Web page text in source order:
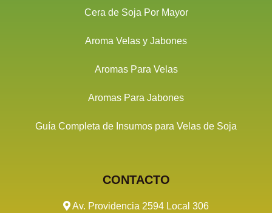
Cera de Soja Por Mayor
Aroma Velas y Jabones
Aromas Para Velas
Aromas Para Jabones
Guía Completa de Insumos para Velas de Soja
CONTACTO
Av. Providencia 2594 Local 306